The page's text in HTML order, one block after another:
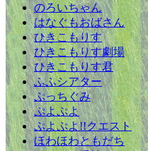
のろいちゃん
はなぐもおばさん
ひきこもりす
ひきこもりす劇場
ひきこもりす君
ふふシアター
ぷっちぐみ
ぷよぷよ
ぷよぷよ!!クエスト
ほわほわともだち